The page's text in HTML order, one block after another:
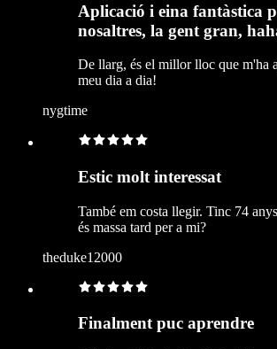
Aplicació i eina fantàstica
nosaltres, la gent gran,
De llarg, és el millor lloc que m'ha
meu dia a dia!
nygtime
Estic molt interessat
També em costa llegir. Tinc 74
és massa tard per a mi?
theduke12000
Finalment puc aprendre